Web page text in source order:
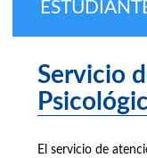
Servicio
El servicio de